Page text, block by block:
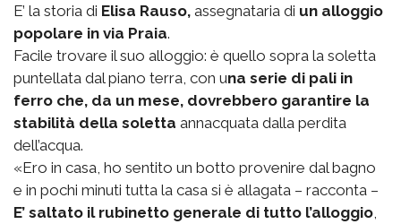
E’ la storia di Elisa Rauso, assegnataria di un alloggio
popolare in via Praia.
Facile trovare il suo alloggio: è quello sopra la soletta
puntellata dal piano terra, con una serie di pali in
ferro che, da un mese, dovrebbero garantire la
stabilità della soletta annacquata dalla perdita
dell’acqua.
«Ero in casa, ho sentito un botto provenire dal bagno
e in pochi minuti tutta la casa si è allagata – racconta –
E’ saltato il rubinetto generale di tutto l’alloggio